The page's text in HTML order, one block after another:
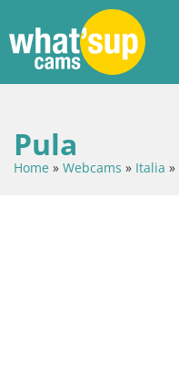
Pula
Home » Webcams » Italia »